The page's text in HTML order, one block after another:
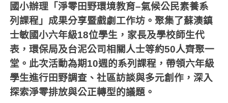
國小辦理「淨零田野環境教育–氣候公民素養系
列課程」成果分享暨戲劇工作坊。聚集了蘇澳鎮
士敏國小六年級18位學生，家長及學校師生代
表，環保局及台泥公司相關人士等約50人齊聚一
堂。此次活動為期10週的系列課程，帶領六年級
學生進行田野調查、社區訪談與多元創作，深入
探索淨零排放與公正轉型的議題。